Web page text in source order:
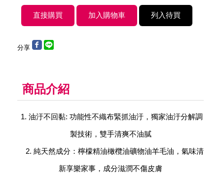
分享
商品介紹
1. 油汙不回黏: 功能性不織布緊抓油汙，獨家油汙分解調
製技術，雙手清爽不油膩
2. 純天然成分：檸檬精油橄欖油礦物油羊毛油，氣味清
新享樂家事，成分滋潤不傷皮膚